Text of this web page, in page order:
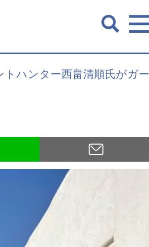
ハンター西畠清順氏がガー